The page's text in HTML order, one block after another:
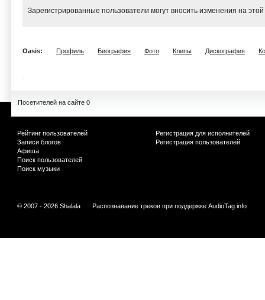
Зарегистрированные пользователи могут вносить изменения на
Oasis: Профиль Биография Фото Клипы Дискография
Посетителей на сайте 0
Рейтинг пользователей
Записи блогов
Афиша
Поиск пользователей
Поиск музыки
Регистрация для исполнителей
Регистрация пользователей
© 2007 - 2026 Shalala Распознавание треков при поддержке AudioTag.info